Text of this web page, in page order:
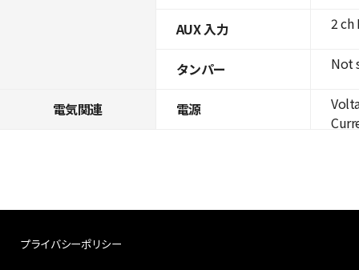
AUX 入力
タンパー
電気関連 電源
2
Not
プライバシーポリシー